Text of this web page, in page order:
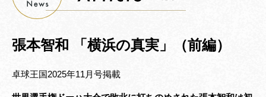
張本智和 「横浜の真実」（前編）
卓球王国2025年11月号掲載